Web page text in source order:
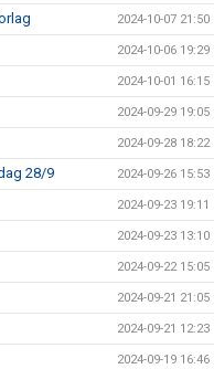
2024-10-07 21:50
2024-10-06 19:29
2024-10-01 16:15
2024-09-29 19:05
2024-09-28 18:22
28/9 2024-09-26 15:53
2024-09-23 19:11
2024-09-23 13:10
2024-09-22 15:05
2024-09-21 21:05
2024-09-21 12:23
2024-09-19 16:46